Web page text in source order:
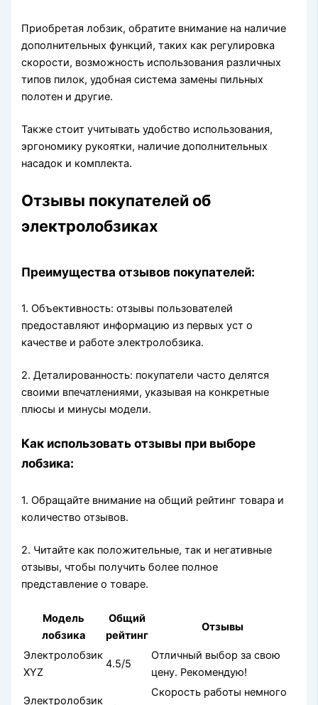
Приобретая лобзик, обратите внимание на наличие
дополнительных функций, таких как регулировка
скорости, возможность использования различных
типов пилок, удобная система замены пильных
полотен и другие.
Также стоит учитывать удобство использования,
эргономику рукоятки, наличие дополнительных
насадок и комплекта.
Отзывы покупателей об
электролобзиках
Преимущества отзывов покупателей:
1. Объективность: отзывы пользователей
предоставляют информацию из первых уст о
качестве и работе электролобзика.
2. Деталированность: покупатели часто делятся
своими впечатлениями, указывая на конкретные
плюсы и минусы модели.
Как использовать отзывы при выборе
лобзика:
1. Обращайте внимание на общий рейтинг товара и
количество отзывов.
2. Читайте как положительные, так и негативные
отзывы, чтобы получить более полное
представление о товаре.
Модель
лобзика
Общий
рейтинг
Отзывы
Электролобзик
XYZ
4.5/5
Отличный выбор за свою
цену. Рекомендую!
Электролобзик
Скорость работы немного